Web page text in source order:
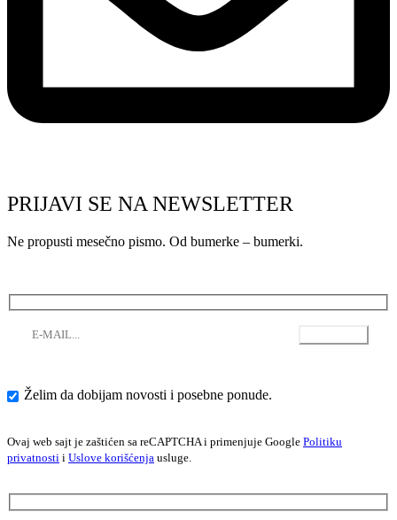
PRIJAVI SE NA NEWSLETTER
Ne propusti mesečno pismo. Od bumerke – bumerki.
Želim da dobijam novosti i posebne ponude.
Ovaj web sajt je zaštićen sa reCAPTCHA i primenjuje Google Politiku
privatnosti i Uslove korišćenja usluge.